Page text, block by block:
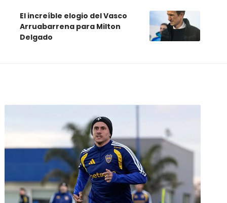
El increíble elogio del Vasco
Arruabarrena para Milton
Delgado